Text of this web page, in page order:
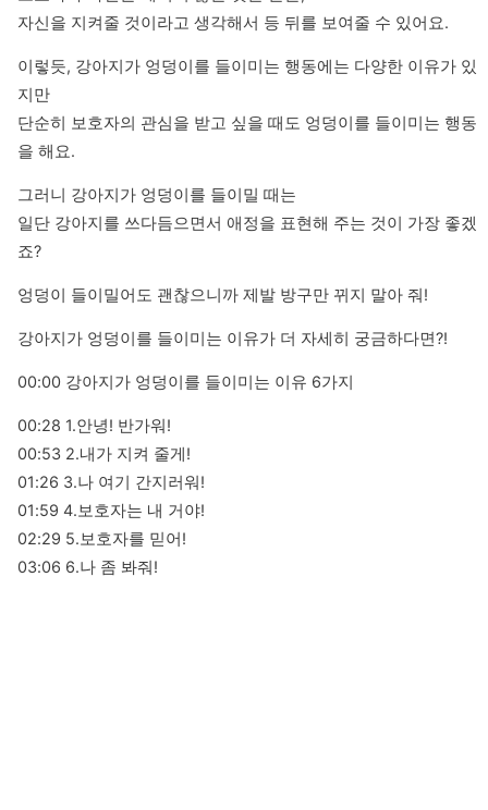
자신을 지켜줄 것이라고 생각해서 등 뒤를 보여줄 수 있어요.
이렇듯, 강아지가 엉덩이를 들이미는 행동에는 다양한 이유가 있
지만
단순히 보호자의 관심을 받고 싶을 때도 엉덩이를 들이미는 행동
을 해요.
그러니 강아지가 엉덩이를 들이밀 때는
일단 강아지를 쓰다듬으면서 애정을 표현해 주는 것이 가장 좋겠
죠?
엉덩이 들이밀어도 괜찮으니까 제발 방구만 뀌지 말아 줘!
강아지가 엉덩이를 들이미는 이유가 더 자세히 궁금하다면?!
00:00 강아지가 엉덩이를 들이미는 이유 6가지
00:28 1.안녕! 반가워!
00:53 2.내가 지켜 줄게!
01:26 3.나 여기 간지러워!
01:59 4.보호자는 내 거야!
02:29 5.보호자를 믿어!
03:06 6.나 좀 봐줘!